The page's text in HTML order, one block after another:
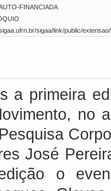
FINANCIADA
sigaa/link/public/
a primeira
no
José
o